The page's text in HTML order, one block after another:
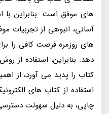
های موفق است. بنابراین با
آسانی، انبوهی از تجربیات
های روزمره فرصت کافی را
دهد. بنابراین، استفاده از
کتاب را پدید می آورد، از
استفاده از کتاب های
چاپی، به دلیل سهولت